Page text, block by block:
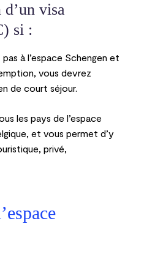
d’un visa
si :
à l’espace Schengen et
vous devrez
de court séjour.
les pays de l’espace
et vous permet d’y
privé,